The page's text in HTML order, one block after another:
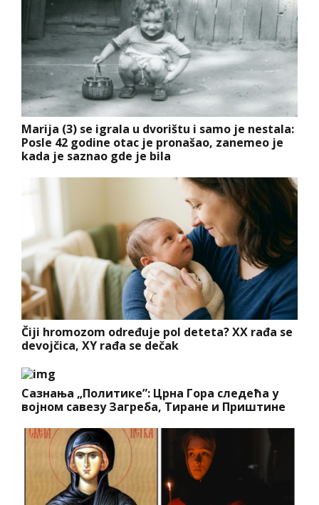
Marija (3) se igrala u dvorištu i samo je nestala:
Posle 42 godine otac je pronašao, zanemeo je
kada je saznao gde je bila
Čiji hromozom određuje pol deteta? XX rađa se
devojčica, XY rađa se dečak
Сазнања „Политике”: Црна Гора следећа у
војном савезу Загреба, Тиране и Приштине